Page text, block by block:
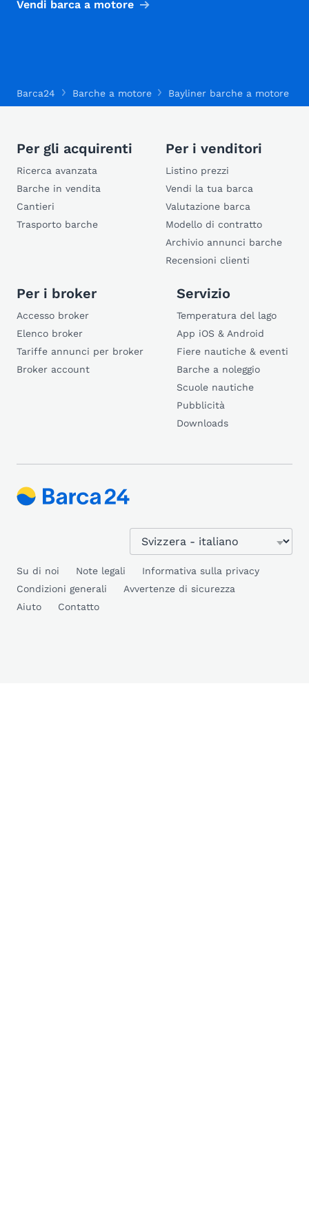
Vendi barca a motore
Barca24 Barche a motore Bayliner barche a motore
Per gli acquirenti
Ricerca avanzata
Barche in vendita
Cantieri
Trasporto barche
Per i venditori
Listino prezzi
Vendi la tua barca
Valutazione barca
Modello di contratto
Archivio annunci barche
Recensioni clienti
Per i broker
Accesso broker
Elenco broker
Tariffe annunci per broker
Broker account
Servizio
Temperatura del lago
App iOS & Android
Fiere nautiche & eventi
Barche a noleggio
Scuole nautiche
Pubblicità
Downloads
Su di noi Note legali
Informativa sulla privacy
Condizioni generali
Avvertenze di sicurezza
Aiuto
Contatto